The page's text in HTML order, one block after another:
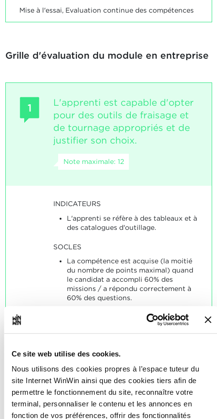
Ce site web utilise des cookies.
Nous utilisons des cookies propres à l’espace tuteur du
site Internet WinWin ainsi que des cookies tiers afin de
permettre le fonctionnement du site, reconnaître votre
terminal, personnaliser le contenu et les annonces en
fonction de vos préférences, offrir des fonctionnalités
Mise à l'essai, Evaluation continue des compétences
Grille d'évaluation du module en entreprise
1
L'apprenti est capable d'opter
pour des outils de fraisage et
de tournage appropriés et de
justifier son choix.
Note maximale: 12
INDICATEURS
L'apprenti se réfère à des tableaux et à
des catalogues d'outillage.
SOCLES
La compétence est acquise (la moitié
du nombre de points maximal) quand
le candidat a accompli 60% des
missions / a répondu correctement à
60% des questions.
2
L'apprenti est capable
d'installer des machines à
commande numérique.